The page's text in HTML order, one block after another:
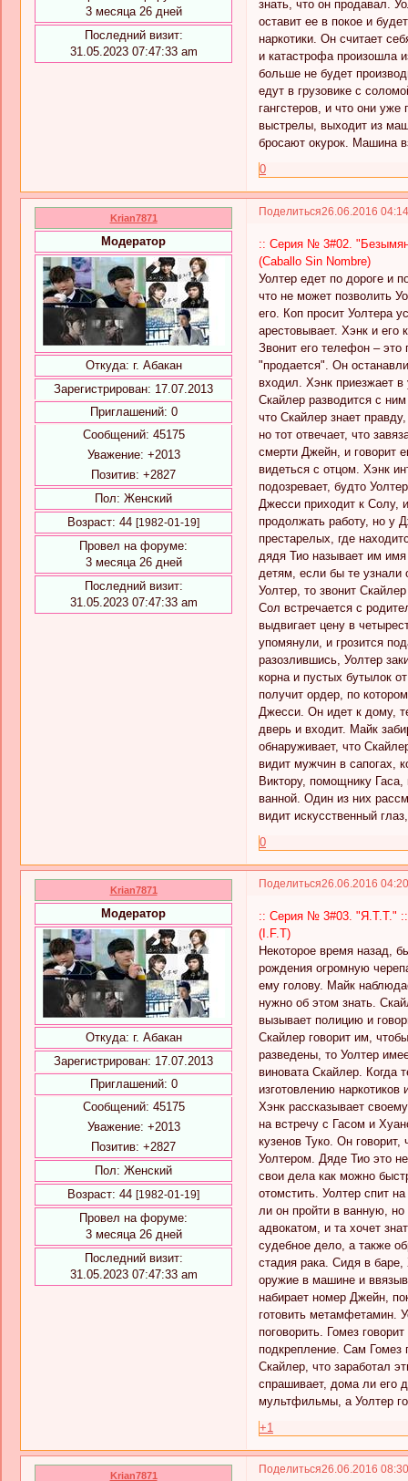
3 месяца 26 дней
Последний визит:
31.05.2023 07:47:33 am
знать, что он продавал.
оставит ее в покое и
наркотики. Он считает
и катастрофа произошла
больше не будет
едут в грузовике с
гангстеров, и что они
выстрелы, выходит из
бросают окурок. Машина
0
Поделиться26.06.2016
Krian7871
Модератор
Откуда: г. Абакан
Зарегистрирован: 17.07.2013
Приглашений: 0
Сообщений: 45175
Уважение: +2013
Позитив: +2827
Пол: Женский
Возраст: 44 [1982-01-19]
Провел на форуме:
3 месяца 26 дней
Последний визит:
31.05.2023 07:47:33 am
:: Серия № 3#02.
(Caballo Sin Nombre)
Уолтер едет по дороге и
что не может позволить
его. Коп просит Уолтера
арестовывает. Хэнк и его
Звонит его телефон – это
"продается". Он
входил. Хэнк приезжает в
Скайлер разводится с
что Скайлер знает
но тот отвечает, что
смерти Джейн, и говорит
видеться с отцом. Хэнк
подозревает, будто
Джесси приходит к Солу,
продолжать работу, но у
престарелых, где
дядя Тио называет им имя
детям, если бы те узнали
Уолтер, то звонит
Сол встречается с
выдвигает цену в
упомянули, и грозится
разозлившись, Уолтер
корна и пустых бутылок
получит ордер, по
Джесси. Он идет к дому,
дверь и входит. Майк
обнаруживает, что
видит мужчин в сапогах,
Виктору, помощнику
ванной. Один из них
видит искусственный
0
Поделиться26.06.2016
Krian7871
Модератор
Откуда: г. Абакан
Зарегистрирован: 17.07.2013
Приглашений: 0
Сообщений: 45175
Уважение: +2013
Позитив: +2827
Пол: Женский
Возраст: 44 [1982-01-19]
Провел на форуме:
3 месяца 26 дней
Последний визит:
31.05.2023 07:47:33 am
:: Серия № 3#03. "Я.Т.Т." ::
(I.F.T)
Некоторое время назад,
рождения огромную
ему голову. Майк
нужно об этом знать.
вызывает полицию и
Скайлер говорит им,
разведены, то Уолтер
виновата Скайлер. Когда
изготовлению
Хэнк рассказывает
на встречу с Гасом и
кузенов Туко. Он
Уолтером. Дяде Тио это
свои дела как можно
отомстить. Уолтер спит
ли он пройти в ванную,
адвокатом, и та хочет
судебное дело, а также
стадия рака. Сидя в
оружие в машине и
набирает номер Джейн,
готовить метамфетамин.
поговорить. Гомез
подкрепление. Сам Гомез
Скайлер, что заработал
спрашивает, дома ли его
мультфильмы, а Уолтер
+1
Поделиться26.06.2016
Krian7871